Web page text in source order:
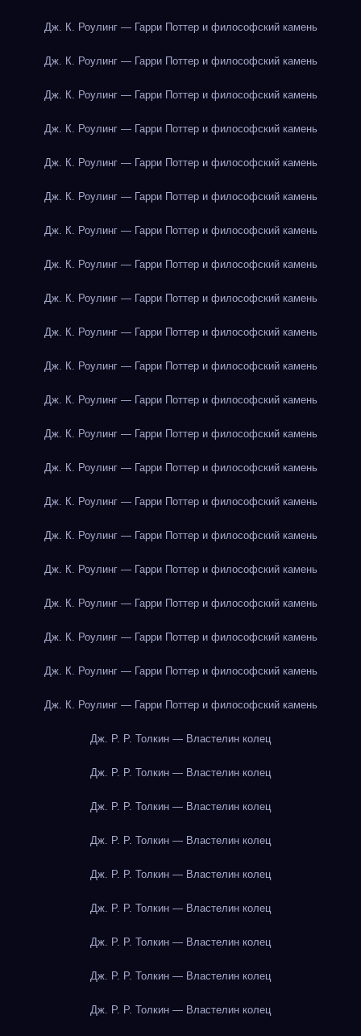
Дж. К. Роулинг — Гарри Поттер и философский камень
Дж. К. Роулинг — Гарри Поттер и философский камень
Дж. К. Роулинг — Гарри Поттер и философский камень
Дж. К. Роулинг — Гарри Поттер и философский камень
Дж. К. Роулинг — Гарри Поттер и философский камень
Дж. К. Роулинг — Гарри Поттер и философский камень
Дж. К. Роулинг — Гарри Поттер и философский камень
Дж. К. Роулинг — Гарри Поттер и философский камень
Дж. К. Роулинг — Гарри Поттер и философский камень
Дж. К. Роулинг — Гарри Поттер и философский камень
Дж. К. Роулинг — Гарри Поттер и философский камень
Дж. К. Роулинг — Гарри Поттер и философский камень
Дж. К. Роулинг — Гарри Поттер и философский камень
Дж. К. Роулинг — Гарри Поттер и философский камень
Дж. К. Роулинг — Гарри Поттер и философский камень
Дж. К. Роулинг — Гарри Поттер и философский камень
Дж. К. Роулинг — Гарри Поттер и философский камень
Дж. К. Роулинг — Гарри Поттер и философский камень
Дж. К. Роулинг — Гарри Поттер и философский камень
Дж. К. Роулинг — Гарри Поттер и философский камень
Дж. К. Роулинг — Гарри Поттер и философский камень
Дж. Р. Р. Толкин — Властелин колец
Дж. Р. Р. Толкин — Властелин колец
Дж. Р. Р. Толкин — Властелин колец
Дж. Р. Р. Толкин — Властелин колец
Дж. Р. Р. Толкин — Властелин колец
Дж. Р. Р. Толкин — Властелин колец
Дж. Р. Р. Толкин — Властелин колец
Дж. Р. Р. Толкин — Властелин колец
Дж. Р. Р. Толкин — Властелин колец